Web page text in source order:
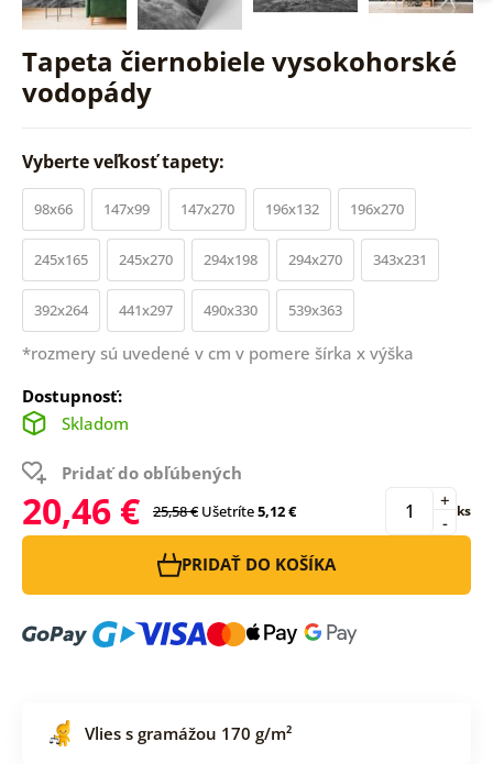
Tapeta čiernobiele vysokohorské
vodopády
Vyberte veľkosť tapety:
98x66 147x99 147x270 196x132 196x270
245x165 245x270 294x198 294x270 343x231
392x264 441x297 490x330 539x363
*rozmery sú uvedené v cm v pomere šírka x výška
Dostupnosť:
Skladom
Pridať do obľúbených
20,46 € 25,58 € Ušetríte5,12 € -
+ ks
PRIDAŤ DO KOŠÍKA
Vlies s gramážou 170 g/m²